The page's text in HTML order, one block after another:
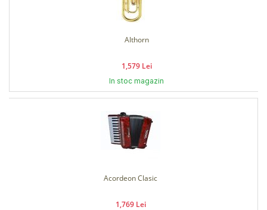
Althorn
1,579 Lei
In stoc magazin
Acordeon Clasic
1,769 Lei